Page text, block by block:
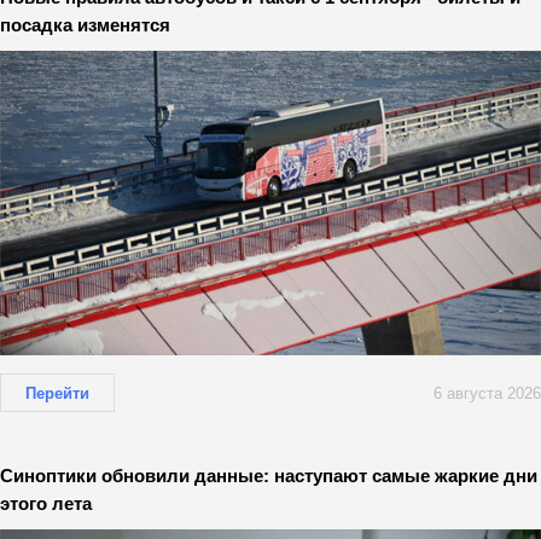
посадка изменятся
Перейти 6 августа 2026
Синоптики обновили данные: наступают самые жаркие дни
этого лета